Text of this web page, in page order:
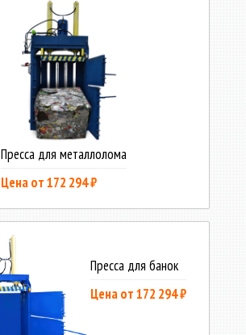
Пресса для металлолома
Цена от 172 294 ₽
Пресса для банок
Цена от 172 294 ₽